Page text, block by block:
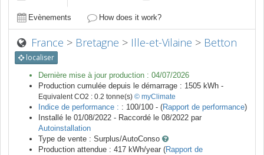
Evènements How does it work?
France > Bretagne > Ille-et-Vilaine > Betton
localiser
Dernière mise à jour production : 04/07/2026
Production cumulée depuis le démarrage : 1505 kWh -
Equivalent CO2 : 0.2 tonne(s) © myClimate
Indice de performance : : 100/100 - (Rapport de performance)
Installé le 01/08/2022 - Raccordé le 08/2022 par
Autoinstallation
Type de vente : Surplus/AutoConso
Production attendue : 417 kWh/year (Rapport de